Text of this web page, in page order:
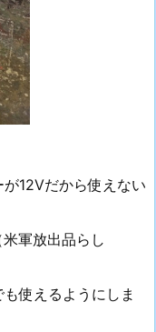
12Vだから使えない
軍放出品らし
使えるようにしま